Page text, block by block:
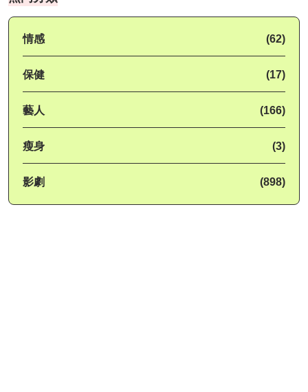
情感 (62)
保健 (17)
藝人 (166)
瘦身 (3)
影劇 (898)